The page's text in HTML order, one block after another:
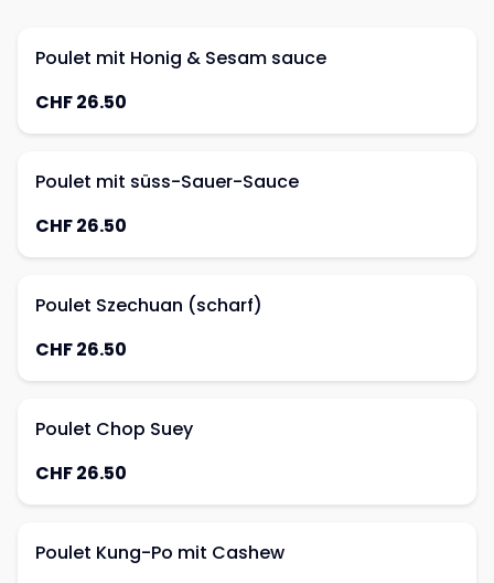
Poulet mit Honig & Sesam sauce
CHF 26.50
Poulet mit süss-Sauer-Sauce
CHF 26.50
Poulet Szechuan (scharf)
CHF 26.50
Poulet Chop Suey
CHF 26.50
Poulet Kung-Po mit Cashew